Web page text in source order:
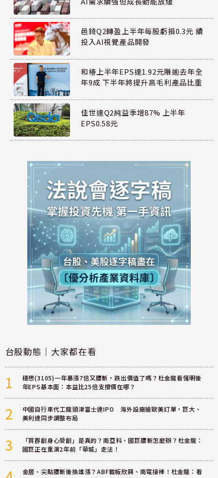
邑錡Q2轉盈上半年每股虧損0.3元 續
投入AI視覺產品開發
和椿上半年EPS達1.92元賺逾去年全
年9成 下半年將提升高毛利產品比重
佳世達Q2純益季增87% 上半年
EPS0.58元
台股動態｜大家都在看
1
穩懋(3105)一年暴漲7倍又腰斬，跌出價值了嗎？杜金龍看懂明後
年EPS基本面：本益比25倍支撐價在哪？
2
中國自行車代工龍頭津富士達IPO 海外設廠搶歐美訂單，巨大、
美利達同步調整布局
3
「買群創身心受創」是真的？南亞科、國巨腰斬怎麼辦？杜金龍：
國巨正在重演2年前「華城」走法！
金居、尖點腰斬後換誰漲？ABF載板欣興、南電接棒！杜金龍：看